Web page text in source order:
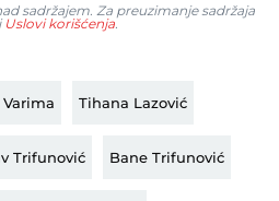
sadržajem. Za preuzimanje sadržaja
Uslovi korišćenja.
Tihana Lazović
Trifunović Bane Trifunović